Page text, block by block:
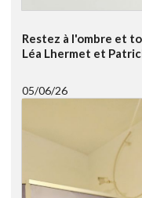
Restez à l'ombre et
Léa Lhermet et
05/06/26